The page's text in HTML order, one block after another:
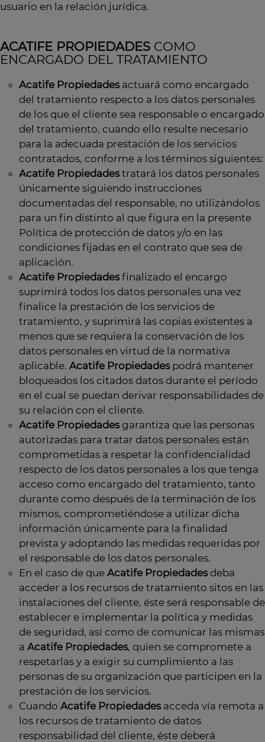
usuario en la relación jurídica.
ACATIFE PROPIEDADES COMO
ENCARGADO DEL TRATAMIENTO
Acatife Propiedadesactuará como encargado
del tratamiento respecto a los datos personales
de los que el cliente sea responsable o encargado
del tratamiento, cuando ello resulte necesario
para la adecuada prestación de los servicios
contratados, conforme a los términos siguientes:
Acatife Propiedadestratará los datos personales
únicamente siguiendo instrucciones
documentadas del responsable, no utilizándolos
para un fin distinto al que figura en la presente
Política de protección de datos y/o en las
condiciones fijadas en el contrato que sea de
aplicación.
Acatife Propiedadesfinalizado el encargo
suprimirá todos los datos personales una vez
finalice la prestación de los servicios de
tratamiento, y suprimirá las copias existentes a
menos que se requiera la conservación de los
datos personales en virtud de la normativa
aplicable. Acatife Propiedadespodrá mantener
bloqueados los citados datos durante el período
en el cual se puedan derivar responsabilidades de
su relación con el cliente.
Acatife Propiedadesgarantiza que las personas
autorizadas para tratar datos personales están
comprometidas a respetar la confidencialidad
respecto de los datos personales a los que tenga
acceso como encargado del tratamiento, tanto
durante como después de la terminación de los
mismos, comprometiéndose a utilizar dicha
información únicamente para la finalidad
prevista y adoptando las medidas requeridas por
el responsable de los datos personales.
En el caso de que Acatife Propiedadesdeba
acceder a los recursos de tratamiento sitos en las
instalaciones del cliente, éste será responsable de
establecer e implementar la política y medidas
de seguridad, así como de comunicar las mismas
a Acatife Propiedades, quien se compromete a
respetarlas y a exigir su cumplimiento a las
personas de su organización que participen en la
prestación de los servicios.
Cuando Acatife Propiedadesacceda vía remota a
los recursos de tratamiento de datos
responsabilidad del cliente, éste deberá